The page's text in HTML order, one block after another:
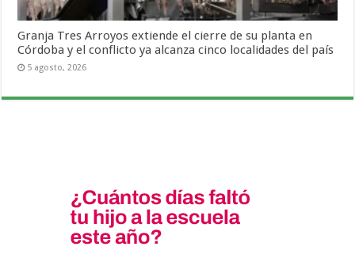
Granja Tres Arroyos extiende el cierre de su planta en
Córdoba y el conflicto ya alcanza cinco localidades del país
5 agosto, 2026